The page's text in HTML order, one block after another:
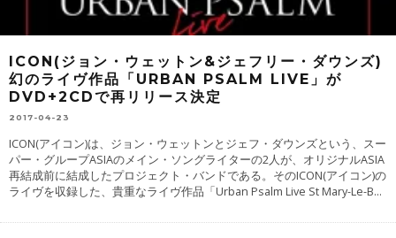
ICON(ジョン・ウェットン&ジェフリー・ダウンズ)
幻のライヴ作品「URBAN PSALM LIVE」が
DVD+2CDで再リリース決定
2017-04-23
ICON(アイコン)は、ジョン・ウェットンとジェフ・ダウンズという、スー
パー・グループASIAのメイン・ソングライターの2人が、オリジナルASIA
再結成前に結成したプロジェクト・バンドである。そのICON(アイコン)の
ライヴを収録した、貴重なライヴ作品「Urban Psalm Live St Mary-Le-B...